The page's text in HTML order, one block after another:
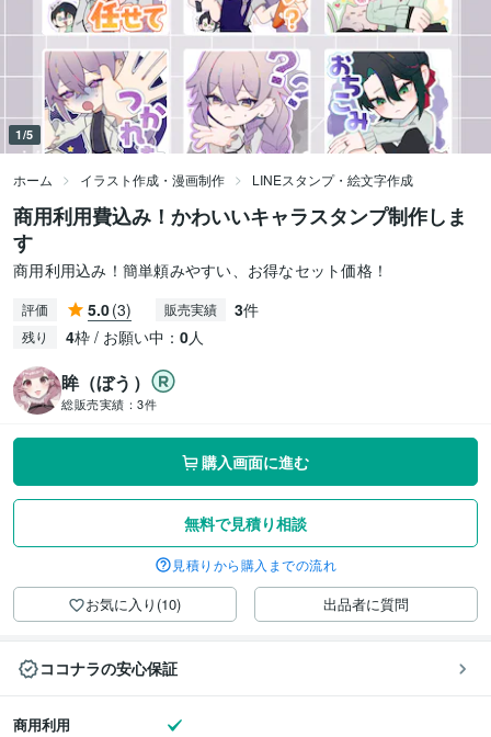
1/5
ホーム イラスト作成・漫画制作 LINEスタンプ・絵文字作成
商用利用費込み！かわいいキャラスタンプ制作しま
す
商用利用込み！簡単頼みやすい、お得なセット価格！
評価 5.0(3) 販売実績 3件
残り 4枠 / お願い中： 0人
眸（ぼう）
総販売実績： 3件
購入画面に進む
無料で見積り相談
見積りから購入までの流れ
お気に入り(10) 出品者に質問
ココナラの安心保証
商用利用